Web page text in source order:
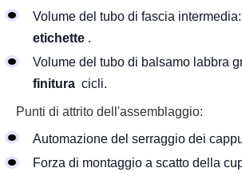
Volume del tubo di fascia
etichette .
Volume del tubo di balsamo labbra
finitura cicli.
Punti di attrito dell'assemblaggio:
Automazione del serraggio dei
Forza di montaggio a scatto della